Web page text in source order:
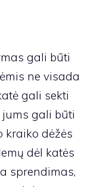
gali būti
ne visada
gali sekti
gali būti
kraiko dėžės
dėl katės
sprendimas,